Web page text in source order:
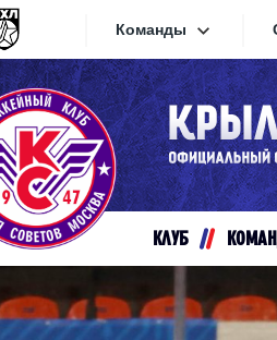
Команды
Конференция
Дивизион Золотой
Академия
Красная Армия
Локо
КЛУБ